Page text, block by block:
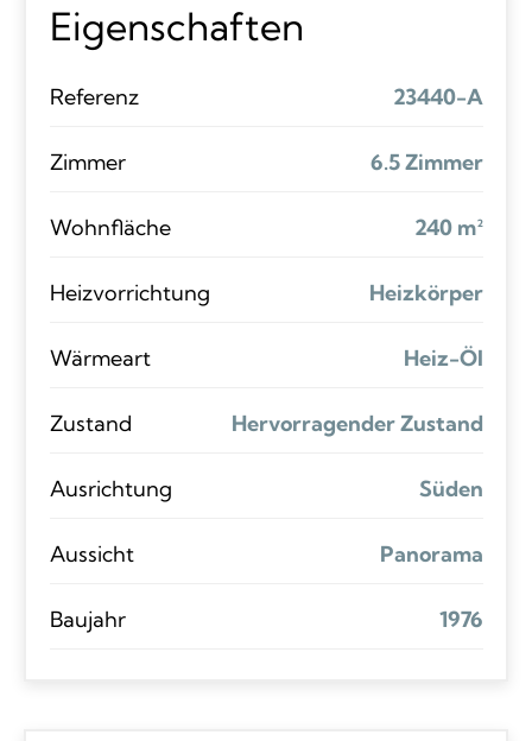
Eigenschaften
Referenz 23440-A
Zimmer 6.5 Zimmer
Wohnfläche 240 m²
Heizvorrichtung Heizkörper
Wärmeart Heiz-Öl
Zustand Hervorragender Zustand
Ausrichtung Süden
Aussicht Panorama
Baujahr 1976